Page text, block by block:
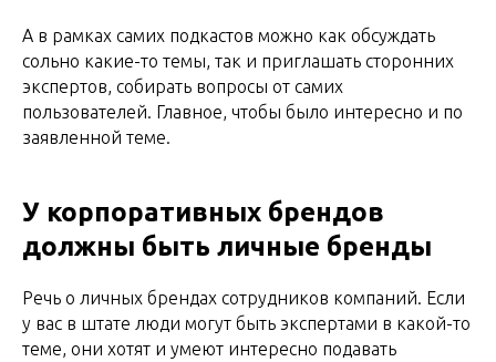
А в рамках самих подкастов можно как обсуждать
сольно какие-то темы, так и приглашать сторонних
экспертов, собирать вопросы от самих
пользователей. Главное, чтобы было интересно и по
заявленной теме.
У корпоративных брендов
должны быть личные бренды
Речь о личных брендах сотрудников компаний. Если
у вас в штате люди могут быть экспертами в какой-то
теме, они хотят и умеют интересно подавать